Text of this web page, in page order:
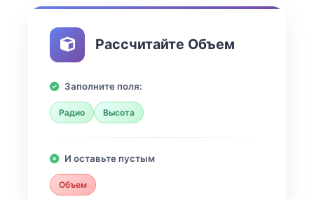
Рассчитайте Объем
Заполните поля:
Радио Высота
И оставьте пустым
Объем